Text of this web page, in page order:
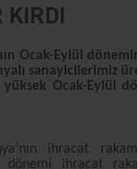
KIRDI
Ocak-Eylül
sanayicilerimiz
Ocak-Eylül
ihracat
dönemi ihracat